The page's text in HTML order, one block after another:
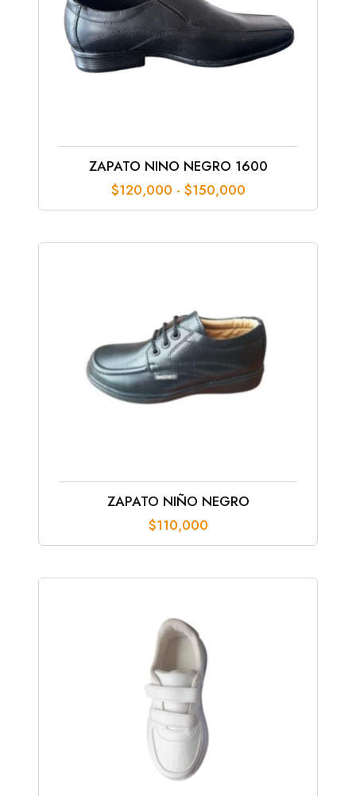
ZAPATO NINO NEGRO 1600
$120,000 - $150,000Rango
de
ZAPATO NIÑO NEGRO
$110,000